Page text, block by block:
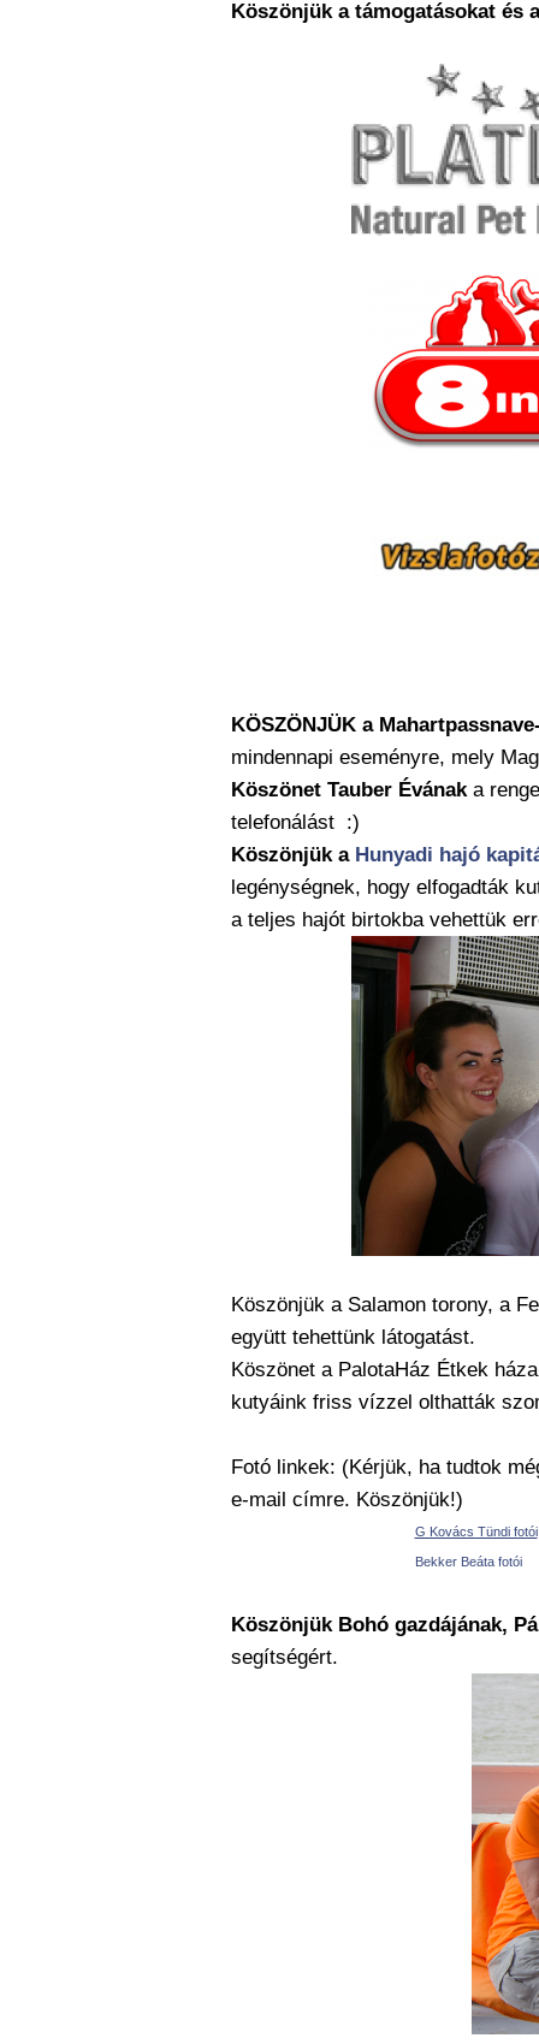
Köszönjük a támogatásokat és
KÖSZÖNJÜK a
mindennapi eseményre, mely
Köszönet Tauber Évának a
telefonálást :)
Köszönjük a Hunyadi hajó
legénységnek, hogy elfogadták
a teljes hajót birtokba vehettük
Köszönjük a Salamon torony, a
együtt tehettünk látogatást.
Köszönet a PalotaHáz Étkek
kutyáink friss vízzel olthatták
Fotó linkek: (Kérjük, ha tudtok
e-mail címre. Köszönjük!)
G Kovács Tündi fotói
Bekker Beáta fotói
Köszönjük Bohó gazdájának,
segítségért.